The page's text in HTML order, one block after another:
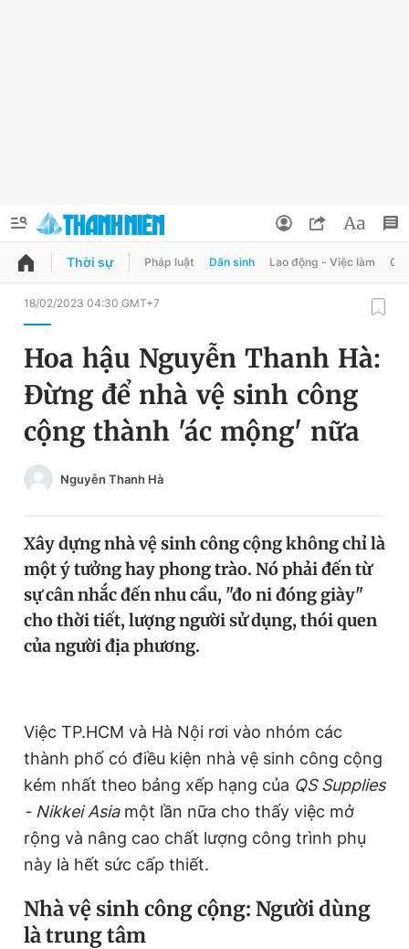
QUẢNG CÁO
Chuyên mục
Chuyên mục khác
Chào ngày mới
Video Magazine
Sản phẩm khác
Thông tin tòa soạn Liên hệ quảng cáo
Đổi mật khẩu
Tin đã lưu
Tin đã xem
Thời sự Pháp luật Dân sinh Lao động - Việc làm
18/02/2023 04:30 GMT+7
Hoa hậu Nguyễn Thanh Hà:
Đừng để nhà vệ sinh công
cộng thành 'ác mộng' nữa
Nguyễn Thanh Hà
Xây dựng nhà vệ sinh công cộng không chỉ là
một ý tưởng hay phong trào. Nó phải đến từ
sự cân nhắc đến nhu cầu, "đo ni đóng giày"
cho thời tiết, lượng người sử dụng, thói quen
của người địa phương.
Việc TP.HCM và Hà Nội rơi vào nhóm các
thành phố có điều kiện nhà vệ sinh công cộng
kém nhất theo bảng xếp hạng của QS Supplies
- Nikkei Asiamột lần nữa cho thấy việc mở
rộng và nâng cao chất lượng công trình phụ
này là hết sức cấp thiết.
Nhà vệ sinh công cộng: Người dùng
là trung tâm